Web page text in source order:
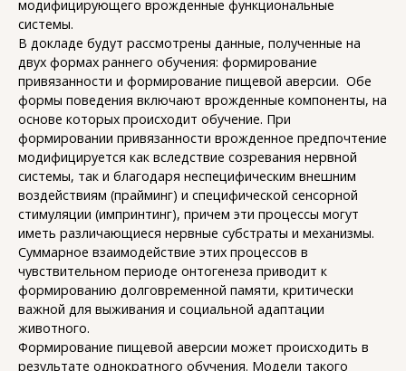
модифицирующего врожденные функциональные
системы.
В докладе будут рассмотрены данные, полученные на
двух формах раннего обучения: формирование
привязанности и формирование пищевой аверсии. Обе
формы поведения включают врожденные компоненты, на
основе которых происходит обучение. При
формировании привязанности врожденное предпочтение
модифицируется как вследствие созревания нервной
системы, так и благодаря неспецифическим внешним
воздействиям (прайминг) и специфической сенсорной
стимуляции (импринтинг), причем эти процессы могут
иметь различающиеся нервные субстраты и механизмы.
Суммарное взаимодействие этих процессов в
чувствительном периоде онтогенеза приводит к
формированию долговременной памяти, критически
важной для выживания и социальной адаптации
животного.
Формирование пищевой аверсии может происходить в
результате однократного обучения. Модели такого